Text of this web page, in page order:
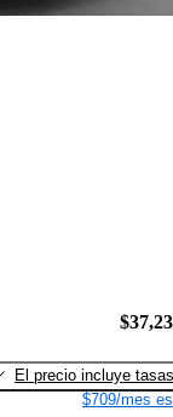
El precio incluye tasas
$709/mes